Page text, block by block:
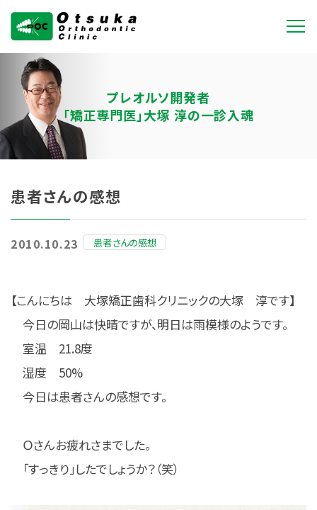
大塚矯正歯科クリニ
ック
プレオルソ開発者
「矯正専門医」大塚 淳の一診入魂
患者さんの感想
2010.10.23 患者さんの感想
【こんにちは 大塚矯正歯科クリニックの大塚 淳です】
今日の岡山は快晴ですが、明日は雨模様のようです。
室温 21.8度
湿度 50%
今日は患者さんの感想です。
Ｏさんお疲れさまでした。
「すっきり」したでしょうか？（笑）